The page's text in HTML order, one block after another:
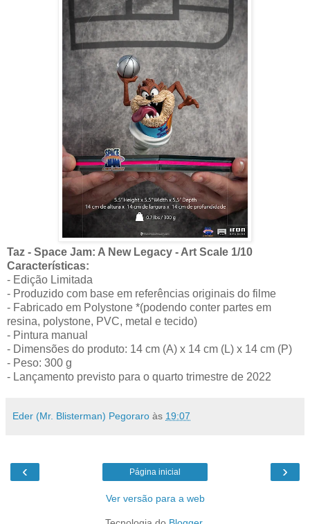
Taz - Space Jam: A New Legacy - Art Scale 1/10
Características:
- Edição Limitada
- Produzido com base em referências originais do filme
- Fabricado em Polystone *(podendo conter partes em
resina, polystone, PVC, metal e tecido)
- Pintura manual
- Dimensões do produto: 14 cm (A) x 14 cm (L) x 14 cm (P)
- Peso: 300 g
- Lançamento previsto para o quarto trimestre de 2022
Eder (Mr. Blisterman) Pegoraro às 19:07
‹ ›
Página inicial
Ver versão para a web